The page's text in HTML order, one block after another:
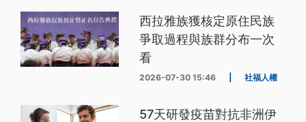
西拉雅族獲核定原住民族
爭取過程與族群分布一次
看
2026-07-30 15:46 社福人權
57天研發疫苗對抗非洲伊